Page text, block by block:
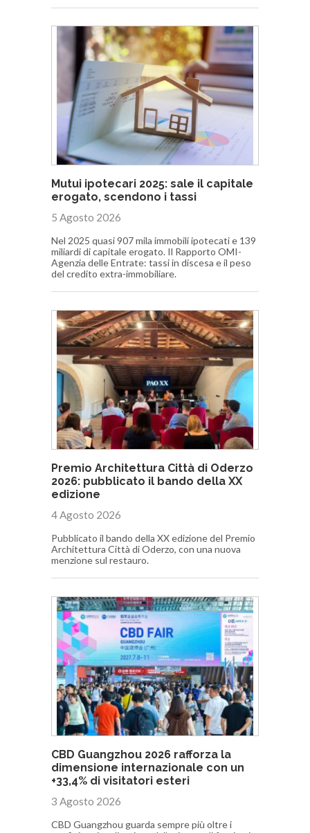
Mutui ipotecari 2025: sale il capitale
erogato, scendono i tassi
5 Agosto 2026
Nel 2025 quasi 907 mila immobili ipotecati e 139
miliardi di capitale erogato. Il Rapporto OMI-
Agenzia delle Entrate: tassi in discesa e il peso
del credito extra-immobiliare.
Premio Architettura Città di Oderzo
2026: pubblicato il bando della XX
edizione
4 Agosto 2026
Pubblicato il bando della XX edizione del Premio
Architettura Città di Oderzo, con una nuova
menzione sul restauro.
CBD Guangzhou 2026 rafforza la
dimensione internazionale con un
+33,4% di visitatori esteri
3 Agosto 2026
CBD Guangzhou guarda sempre più oltre i